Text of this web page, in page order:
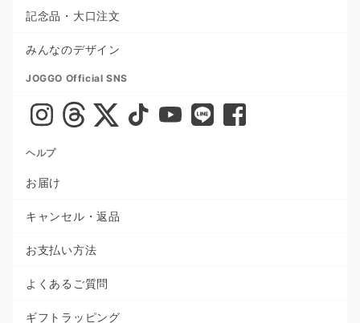
記念品・大口注文
みんなのデザイン
JOGGO Official SNS
ヘルプ
お届け
キャンセル・返品
お支払い方法
よくあるご質問
ギフトラッピング